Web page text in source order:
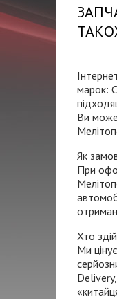
марок:
Ви
Як
При
Хто
Ми